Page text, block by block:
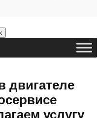
двигателе
услугу